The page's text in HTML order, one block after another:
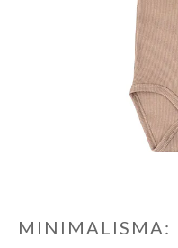
GEBOORTELIJSTEN
MINIMALISMA: